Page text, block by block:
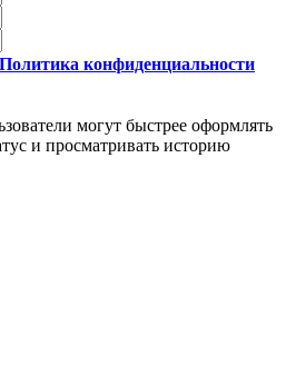
Политика конфиденциальности
могут быстрее оформлять
и просматривать историю